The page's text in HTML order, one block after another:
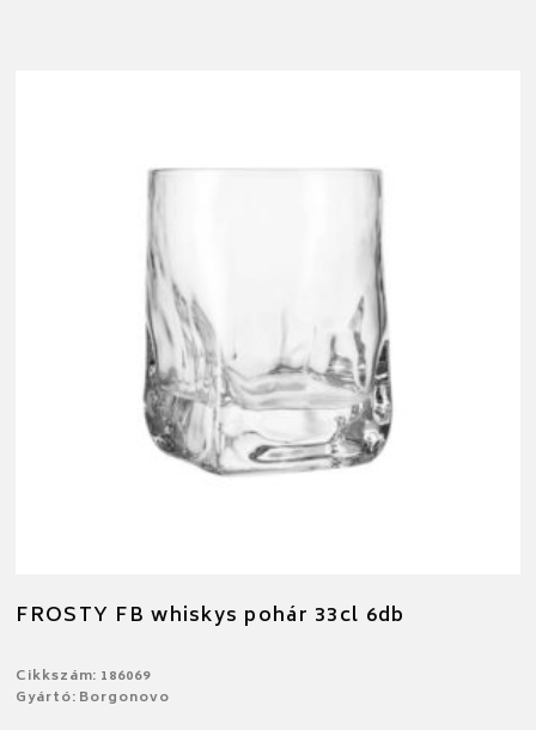
FROSTY FB whiskys pohár 33cl 6db
Cikkszám: 186069
Gyártó: Borgonovo